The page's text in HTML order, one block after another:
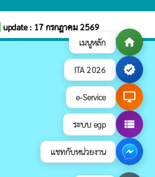
เมนูหลัก home
ITA 2026 verified
e-Service desktop_windows
ระบบ egp view_list
แชทกับหน่วยงาน
update : 17 กรกฎาคม 2569